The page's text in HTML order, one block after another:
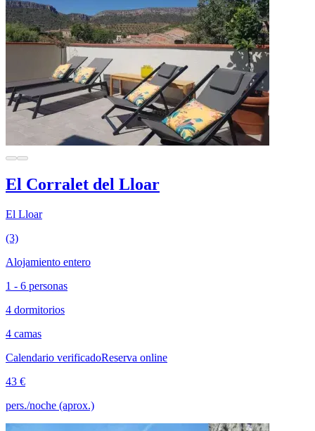
El Corralet del Lloar
El Lloar
(3)
Alojamiento entero
1 - 6 personas
4 dormitorios
4 camas
Calendario verificadoReserva online
43 €
pers./noche (aprox.)